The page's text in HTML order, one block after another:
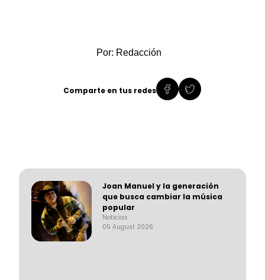
Joan Manuel y la generación
que busca cambiar la música
popular
Noticias
05 August 2026
Por: Redacción
Comparte en tus redes